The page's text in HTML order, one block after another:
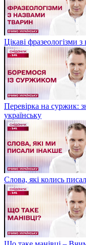
Цікаві фразеологізми
Перевірка на суржик:
українську
Слова, які колись